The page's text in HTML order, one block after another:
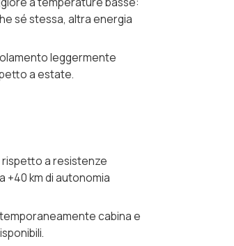
sé stessa, altra energia
leggermente
a estate.
a resistenze
+40 km di autonomia
cabina e